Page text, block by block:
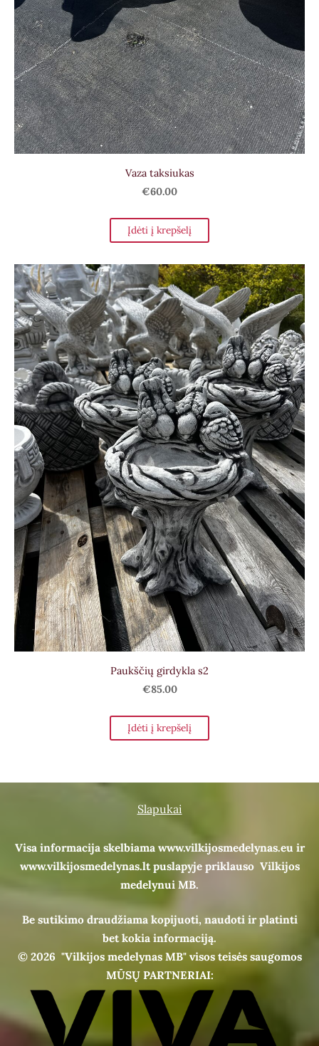
Vaza taksiukas
€60.00
Įdėti į krepšelį
Paukščių girdykla s2
€85.00
Įdėti į krepšelį
Slapukai
Visa informacija skelbiama www.vilkijosmedelynas.eu ir
www.vilkijosmedelynas.lt puslapyje priklauso Vilkijos
medelynui MB.
Be sutikimo draudžiama kopijuoti, naudoti ir platinti
bet kokia informaciją.
© 2026 "Vilkijos medelynas MB" visos teisės saugomos
MŪSŲ PARTNERIAI: